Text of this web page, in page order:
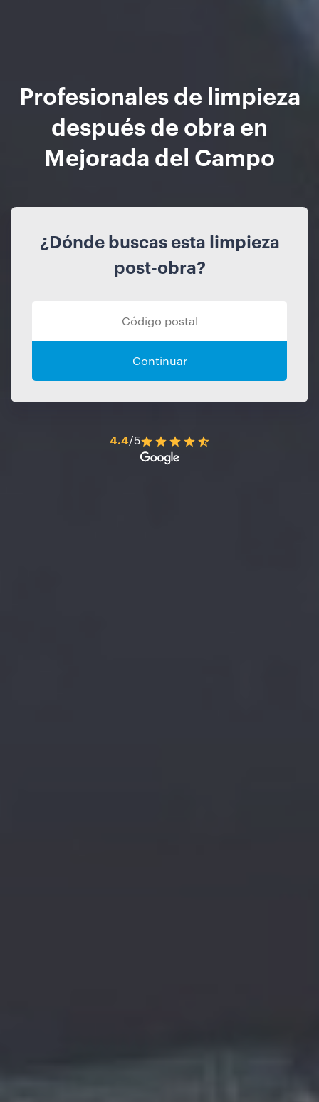
Profesionales de limpieza
después de obra en
Mejorada del Campo
¿Dónde buscas esta limpieza
post-obra?
Continuar
4.4/5